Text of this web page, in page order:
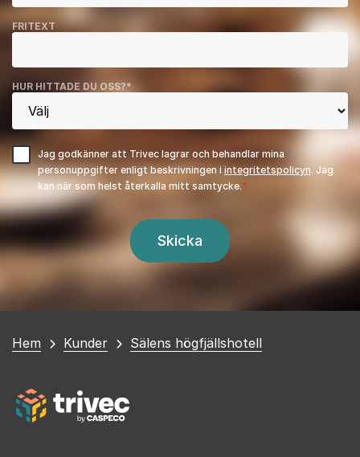
FRITEXT
HUR HITTADE DU OSS?*
Jag godkänner att Trivec lagrar och behandlar mina
personuppgifter enligt beskrivningen i integritetspolicyn. Jag
kan när som helst återkalla mitt samtycke.
Du
Hem Kunder Sälens högfjällshotell